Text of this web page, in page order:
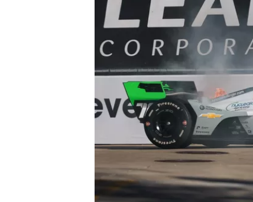
MEER RACEKLASSEN